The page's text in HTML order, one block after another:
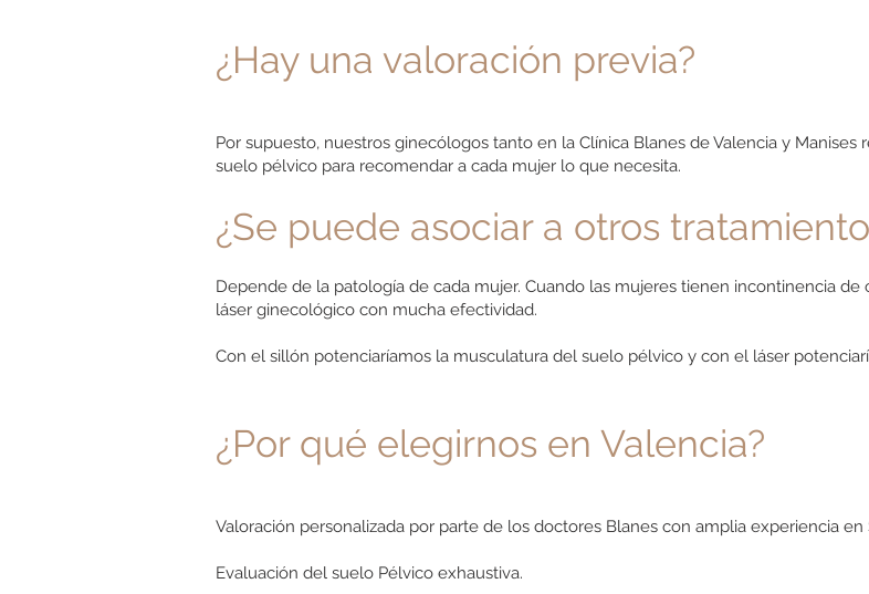
¿Hay una valoración previa?
Por supuesto, nuestros ginecólogos tanto en la Clínica Blanes de Valencia y
suelo pélvico para recomendar a cada mujer lo que necesita.
¿Se puede asociar a otros
Depende de la patología de cada mujer. Cuando las mujeres tienen incontinencia
láser ginecológico con mucha efectividad.
Con el sillón potenciaríamos la musculatura del suelo pélvico y con el láser
¿Por qué elegirnos en Valencia?
Valoración personalizada por parte de los doctores Blanes con amplia experiencia en
Evaluación del suelo Pélvico exhaustiva.